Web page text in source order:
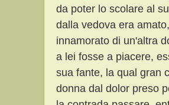
da poter lo scolare al
dalla vedova era
innamorato di un'altra
a lei fosse a piacere,
sua fante, la qual gran
donna dal dolor preso